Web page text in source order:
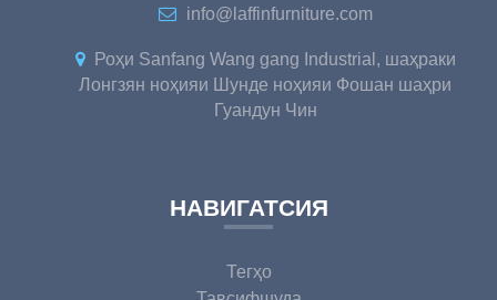
info@laffinfurniture.com
Роҳи Sanfang Wang gang Industrial, шаҳраки
Лонгзян ноҳияи Шунде ноҳияи Фошан шаҳри
Гуандун Чин
НАВИГАТСИЯ
Тегҳо